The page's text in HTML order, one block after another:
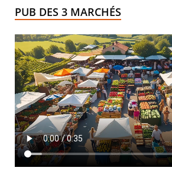
PUB DES 3 MARCHÉS